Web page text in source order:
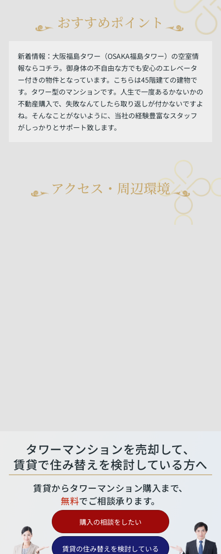
おすすめポイント
新着情報：大阪福島タワー（OSAKA福島タワー）の空室情
報ならコチラ。御身体の不自由な方でも安心のエレベータ
ー付きの物件となっています。こちらは45階建ての建物で
す。タワー型のマンションです。人生で一度あるかないかの
不動産購入で、失敗なんてしたら取り返しが付かないですよ
ね。そんなことがないように、当社の経験豊富なスタッフ
がしっかりとサポート致します。
アクセス・周辺環境
タワーマンションを売却して、
賃貸で住み替えを検討している方へ
賃貸からタワーマンション購入まで、
無料でご相談承ります。
購入の相談をしたい
賃貸の住み替えを検討している